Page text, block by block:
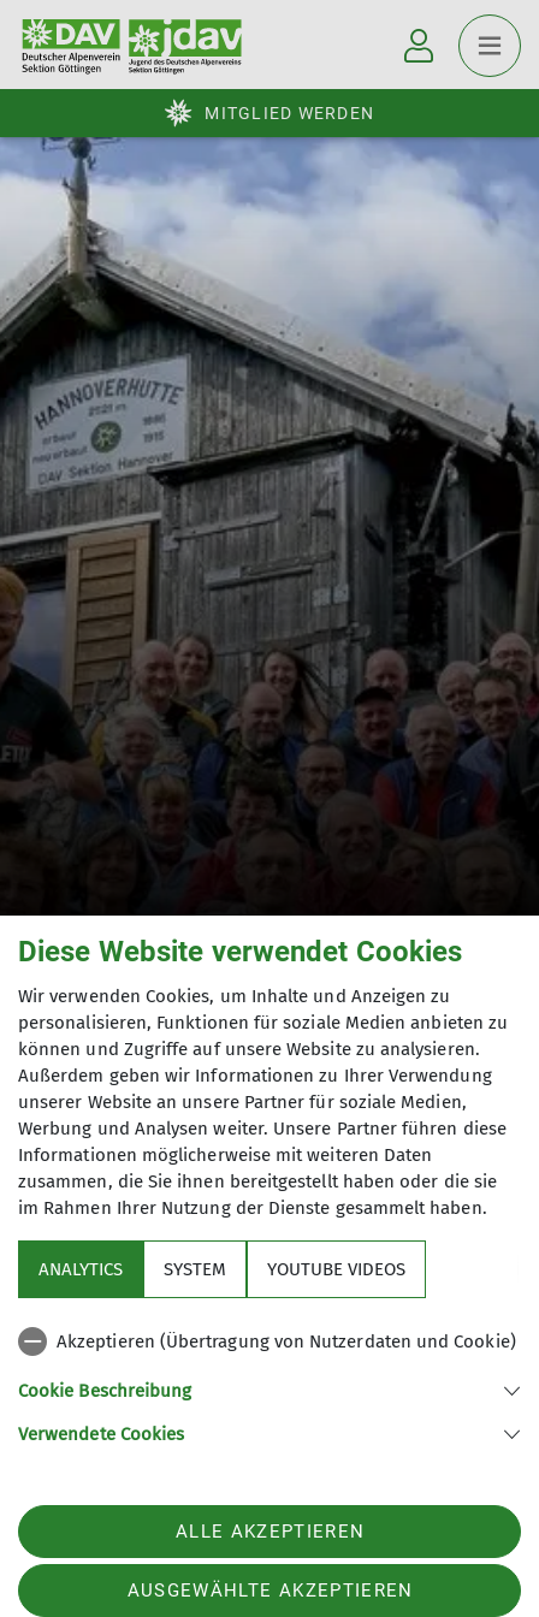
MITGLIED WERDEN
Das zweite
Mitteilungsheft für
2025 ist da!
31.12.2025
Aktuelles Hauptartikel
Hierkönnt ihr wieder das neuste Mitteilungsheft
über die Aktivitäten des letzten Halbjahrs lesen.
Sektion
Diese Website verwendet Cookies
Wir verwenden Cookies, um Inhalte und Anzeigen zu
personalisieren, Funktionen für soziale Medien anbieten zu
können und Zugriffe auf unsere Website zu analysieren.
Außerdem geben wir Informationen zu Ihrer Verwendung
unserer Website an unsere Partner für soziale Medien,
Werbung und Analysen weiter. Unsere Partner führen diese
Informationen möglicherweise mit weiteren Daten
zusammen, die Sie ihnen bereitgestellt haben oder die sie
im Rahmen Ihrer Nutzung der Dienste gesammelt haben.
ANALYTICS SYSTEM YOUTUBE VIDEOS
Akzeptieren (Übertragung von Nutzerdaten und Cookie)
Cookie Beschreibung
Verwendete Cookies
ALLE AKZEPTIEREN
AUSGEWÄHLTE AKZEPTIEREN